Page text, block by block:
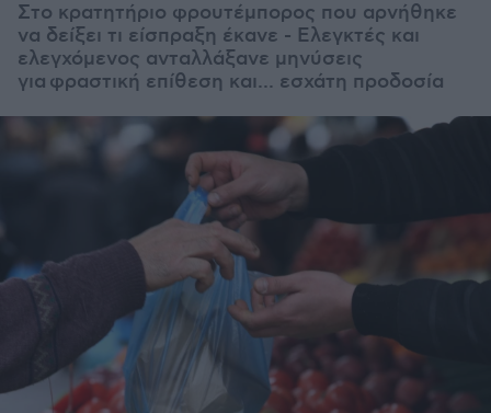
Στο κρατητήριο φρουτέμπορος που αρνήθηκε
να δείξει τι είσπραξη έκανε - Ελεγκτές και
ελεγχόμενος ανταλλάξανε μηνύσεις
για φραστική επίθεση και... εσχάτη προδοσία